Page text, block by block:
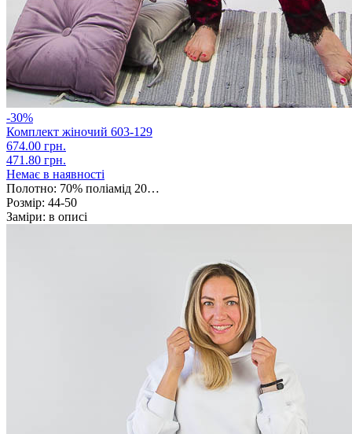
-30%
Комплект жіночий 603-129
674.00 грн.
471.80 грн.
Немає в наявності
Полотно: 70% поліамід 20…
Розмір: 44-50
Заміри: в описі